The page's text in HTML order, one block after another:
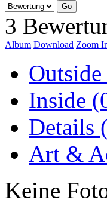
3
Album Download Zoom
Inside
Details
Art &
Keine